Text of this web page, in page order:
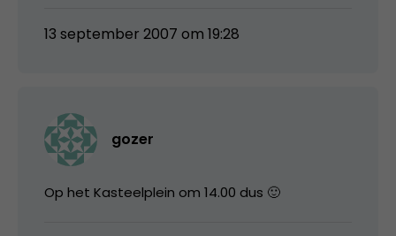
13 september 2007 om 19:28
gozer
Op het Kasteelplein om 14.00 dus 🙂